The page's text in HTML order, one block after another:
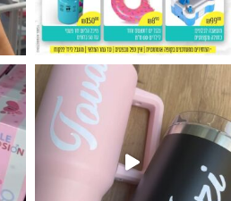
מטף לגילוי מין העובר חזר למלא